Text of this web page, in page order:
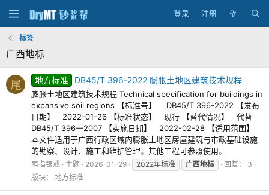
登录 注册
标签
广西地标
尾 地方标准 DB45/T 396-2022 膨胀土地区建筑技术规程
膨胀土地区建筑技术规程 Technical specification for buildings in
expansive soil regions 【标准号】 DB45/T 396-2022 【发布
日期】 2022-01-26 【标准状态】 现行 【替代情况】 代替
DB45/T 396—2007 【实施日期】 2022-02-28 【适用范围】
本文件适用于广西行政区域内膨胀土地区房屋建筑与市政基础设施
的勘察、设计、施工和维护管理。其他工程可参照使用。
尾指银戒 主题 2026-01-29 2022年标准 广西地标
回复： 3
版块： 地方标准